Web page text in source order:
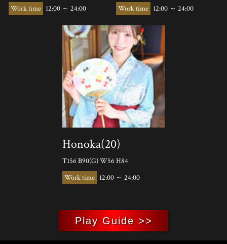
12:00 ～ 24:00
12:00 ～ 24:00
Honoka(20)
T156 B90(G) W56 H84
12:00 ～ 24:00
Play Guide >>